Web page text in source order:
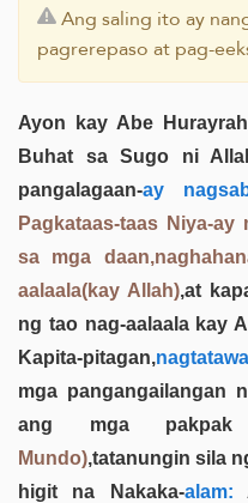
Ang saling ito ay
pagrerepaso at pag-
Ayon kay Abe
Buhat sa Sugo ni
pangalagaan-ay
Pagkataas-taas Niya-
sa mga
aalaala(kay Allah),at
ng tao nag-aalaala kay
Kapita-pitagan,
mga pangangailangan
ang mga
Mundo),tatanungin sila
higit na Nakaka-alam: